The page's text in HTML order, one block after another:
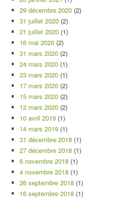
29 décembre 2020 (2)
31 juillet 2020 (2)
21 juillet 2020 (1)
16 mai 2020 (2)
31 mars 2020 (2)
24 mars 2020 (1)
23 mars 2020 (1)
17 mars 2020 (2)
15 mars 2020 (2)
12 mars 2020 (2)
10 avril 2019 (1)
14 mars 2019 (1)
31 décembre 2018 (1)
27 décembre 2018 (1)
6 novembre 2018 (1)
4 novembre 2018 (1)
26 septembre 2018 (1)
16 septembre 2018 (1)